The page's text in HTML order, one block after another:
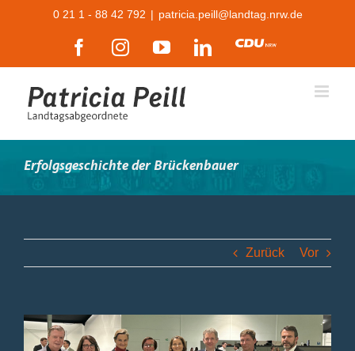
0 21 1 - 88 42 792 | patricia.peill@landtag.nrw.de
FacebookInstagramYouTubeLinkedIn
CDU
Erfolgsgeschichte der Brückenbauer
Zurück Vor
Zeige
grösseres